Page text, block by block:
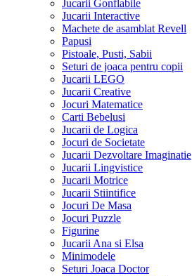
Jucarii Gonflabile
Jucarii Interactive
Machete de asamblat Revell
Papusi
Pistoale, Pusti, Sabii
Seturi de joaca pentru copii
Jucarii LEGO
Jucarii Creative
Jocuri Matematice
Carti Bebelusi
Jucarii de Logica
Jocuri de Societate
Jucarii Dezvoltare Imaginatie
Jucarii Lingvistice
Jucarii Motrice
Jucarii Stiintifice
Jocuri De Masa
Jocuri Puzzle
Figurine
Jucarii Ana si Elsa
Minimodele
Seturi Joaca Doctor